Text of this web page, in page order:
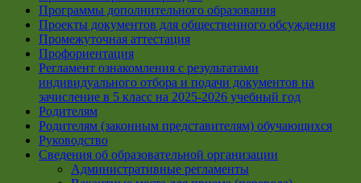
Программы дополнительного образования
Проекты документов для общественного обсуждения
Промежуточная аттестация
Профориентация
Регламент ознакомления с результатами
индивидуального отбора и подачи документов на
зачисление в 5 класс на 2025-2026 учебный год
Родителям
Родителям (законным представителям) обучающихся
Руководство
Сведения об образовательной организации
Административные регламенты